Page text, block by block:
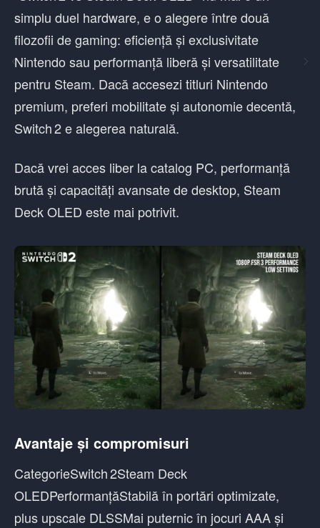
simplu duel hardware, e o alegere între două
filozofii de gaming: eficiență și exclusivitate
Nintendo sau performanță liberă și versatilitate
pentru Steam. Dacă accesezi titluri Nintendo
premium, preferi mobilitate și autonomie decentă,
Switch 2 e alegerea naturală.
Dacă vrei acces liber la catalog PC, performanță
brută și capacități avansate de desktop, Steam
Deck OLED este mai potrivit.
Avantaje și compromisuri
CategorieSwitch 2Steam Deck
OLEDPerformanțăStabilă în portări optimizate,
plus upscale DLSSMai puternic în jocuri AAA și